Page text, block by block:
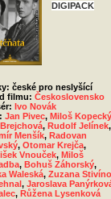
DIGIPACK
české pro neslyšící
filmu: Československo
Ivo Novák
Jan Pivec, Miloš Kopecký
, Rudolf Jelínek,
Menšík, Radovan
, Otomar Krejča,
Vnouček, Miloš
, Bohuš Záhorský,
Waleská, Zuzana
, Jaroslava
, Růžena Lysenková